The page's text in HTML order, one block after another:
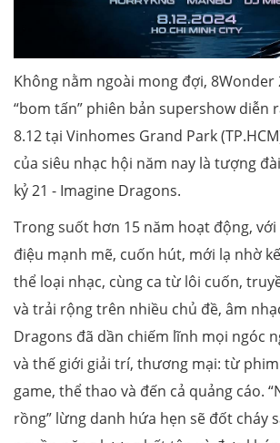
Không nằm ngoài mong đợi, 8Wonder
“bom tấn” phiên bản supershow diễn
8.12 tại Vinhomes Grand Park
của siêu nhạc hội năm nay là tượng
kỷ 21 - Imagine Dragons.
Trong suốt hơn 15 năm hoạt động,
điệu mạnh mẽ, cuốn hút, mới lạ nhờ
thể loại nhạc, cùng ca từ lôi cuốn,
và trải rộng trên nhiều chủ đề, âm
Dragons đã dần chiếm lĩnh mọi ngóc
và thế giới giải trí, thương mại: từ
game, thể thao và đến cả quảng cáo.
rồng” lừng danh hứa hẹn sẽ đốt cháy